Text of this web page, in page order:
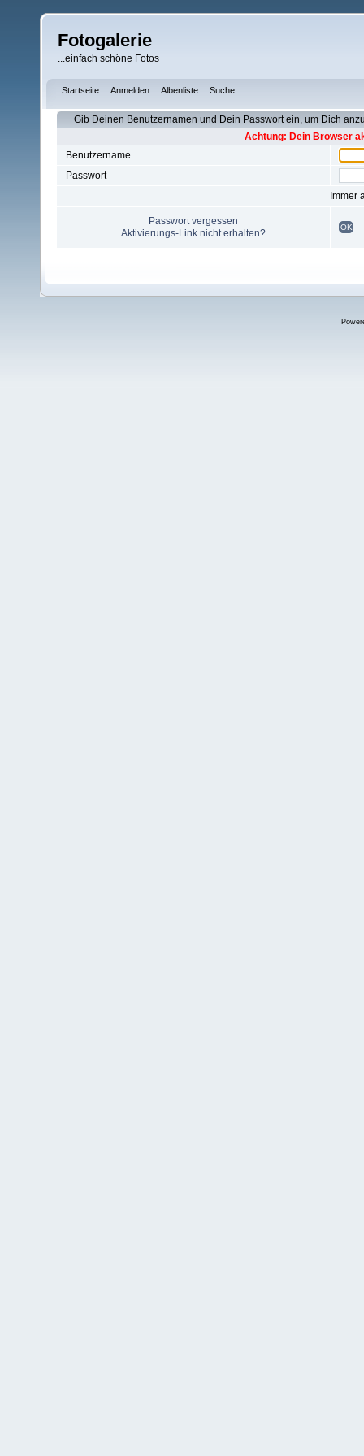
Fotogalerie
...einfach schöne Fotos
Startseite Anmelden Albenliste Suche
Gib Deinen Benutzernamen und Dein Passwort ein, um Dich
Achtung: Dein Browser
Benutzername
Passwort
Immer
Passwort vergessen
Aktivierungs-Link nicht erhalten?
OK